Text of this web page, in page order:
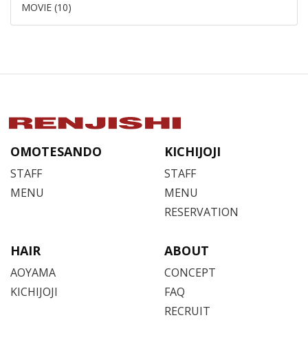
MOVIE (10)
OMOTESANDO
STAFF
MENU
KICHIJOJI
STAFF
MENU
RESERVATION
HAIR
AOYAMA
KICHIJOJI
ABOUT
CONCEPT
FAQ
RECRUIT